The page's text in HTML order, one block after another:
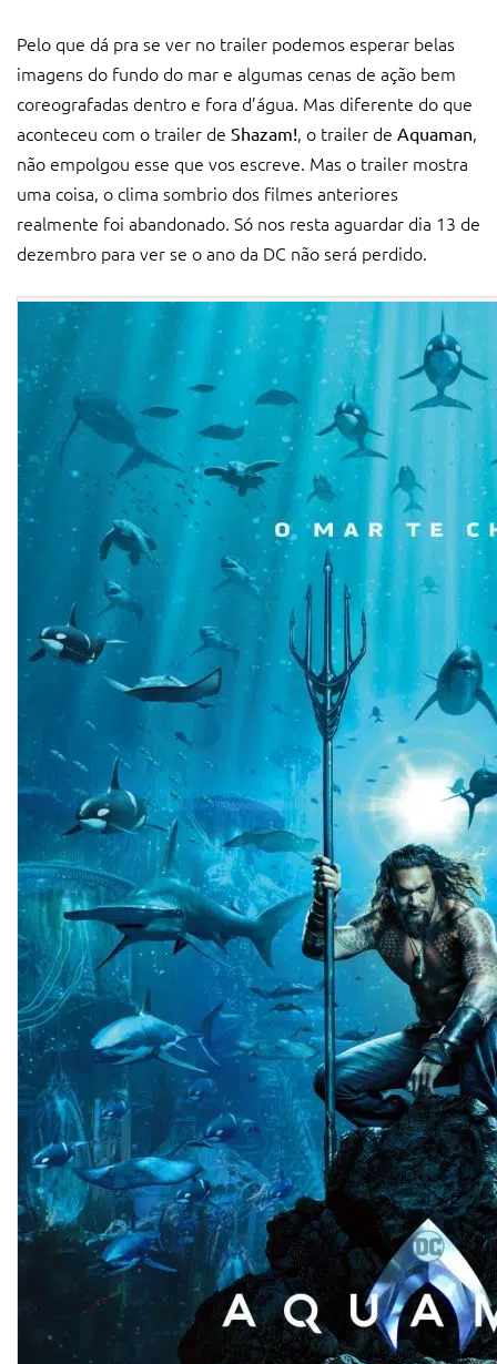
Pelo que dá pra se ver no trailer podemos esperar belas
imagens do fundo do mar e algumas cenas de ação bem
coreografadas dentro e fora d’água. Mas diferente do que
aconteceu com o trailer de Shazam!, o trailer de Aquaman,
não empolgou esse que vos escreve. Mas o trailer mostra
uma coisa, o clima sombrio dos filmes anteriores
realmente foi abandonado. Só nos resta aguardar dia 13 de
dezembro para ver se o ano da DC não será perdido.